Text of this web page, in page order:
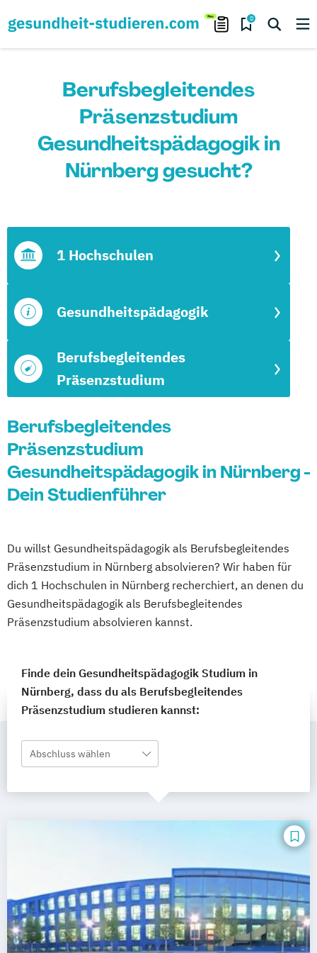
0
Berufsbegleitendes
Präsenzstudium
Gesundheitspädagogik in
Nürnberg gesucht?
Berufsbegleitendes
Präsenzstudium
Gesundheitspädagogik
1 Hochschulen
Berufsbegleitendes
Präsenzstudium
Gesundheitspädagogik in Nürnberg -
Dein Studienführer
Du willst Gesundheitspädagogik als Berufsbegleitendes
Präsenzstudium in Nürnberg absolvieren? Wir haben für
dich 1 Hochschulen in Nürnberg recherchiert, an denen du
Gesundheitspädagogik als Berufsbegleitendes
Präsenzstudium absolvieren kannst.
Finde dein Gesundheitspädagogik Studium in
Nürnberg, dass du als Berufsbegleitendes
Präsenzstudium studieren kannst:
Abschluss wählen